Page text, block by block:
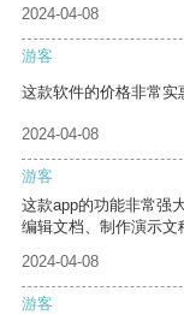
2024-04-08
游客
这款软件的价格非常实
2024-04-08
游客
这款app的功能非常强
编辑文档、制作演示文
2024-04-08
游客